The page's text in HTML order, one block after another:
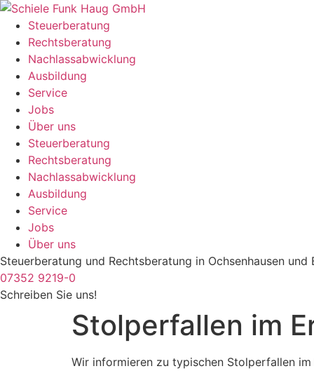
Zum
Inhalt
springen
Steuerberatung
Rechtsberatung
Nachlassabwicklung
Ausbildung
Service
Jobs
Über uns
Steuerberatung
Rechtsberatung
Nachlassabwicklung
Ausbildung
Service
Jobs
Über uns
Steuerberatung und Rechtsberatung in Ochsenhausen und
07352 9219-0
Schreiben Sie uns!
Stolperfallen im
Wir informieren zu typischen Stolperfallen